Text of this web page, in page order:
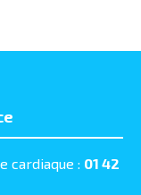
cardiaque : 01 42